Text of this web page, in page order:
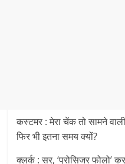
कस्टमर : मेरा चेंक तो सामने
फिर भी इतना समय क्यों?
क्लर्क : सर, ‘प्रोसिजर फोलो’